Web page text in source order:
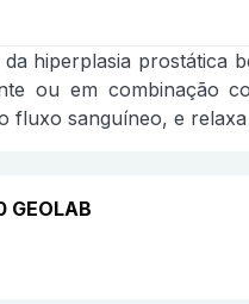
hiperplasia
ou em combinação
sanguíneo, e